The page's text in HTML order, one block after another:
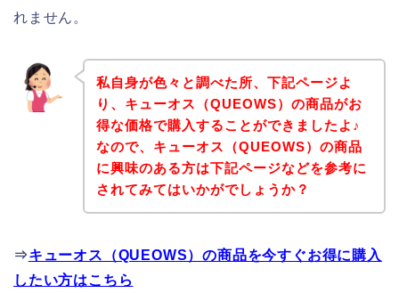
れません。
私自身が色々と調べた所、下記ページよ
り、キューオス（QUEOWS）の商品がお
得な価格で購入することができましたよ♪
なので、キューオス（QUEOWS）の商品
に興味のある方は下記ページなどを参考に
されてみてはいかがでしょうか？
⇒キューオス（QUEOWS）の商品を今すぐお得に購入
したい方はこちら